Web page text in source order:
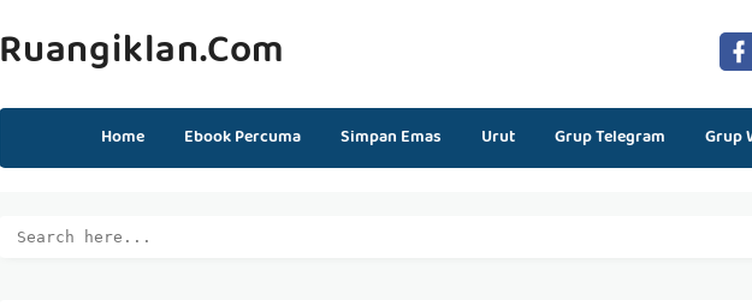
Ruangiklan.com
Home Ebook Percuma Simpan Emas Urut Grup Telegram Grup